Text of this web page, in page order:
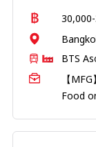
BTS
【
Food